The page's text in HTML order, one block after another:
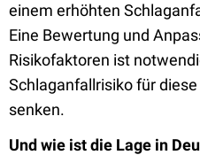
einem erhöhten
Eine Bewertung und
Risikofaktoren ist
Schlaganfallrisiko für
senken.
Und wie ist die Lage in